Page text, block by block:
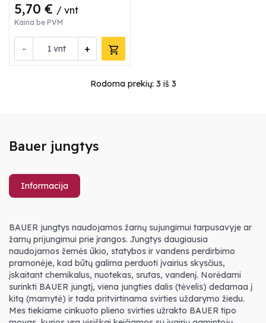
5,70 € / vnt
Kaina be PVM
- +
vnt
Rodoma prekių: 3iš 3
Bauer jungtys
Informacija
BAUER jungtys naudojamos žarnų sujungimui tarpusavyje ar
žarnų prijungimui prie įrangos. Jungtys daugiausia
naudojamos žemės ūkio, statybos ir vandens perdirbimo
pramonėje, kad būtų galima perduoti įvairius skysčius,
įskaitant chemikalus, nuotekas, srutas, vandenį. Norėdami
surinkti BAUER jungtį, viena jungties dalis (tėvelis) dedamaa į
kitą (mamytė) ir tada pritvirtinama svirties uždarymo žiedu.
Mes tiekiame cinkuoto plieno svirties užrakto BAUER tipo